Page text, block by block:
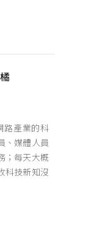
路產業的科
、媒體人員
；每天大概
科技新知沒